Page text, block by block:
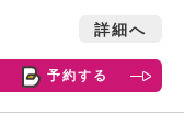
詳細へ
予約する